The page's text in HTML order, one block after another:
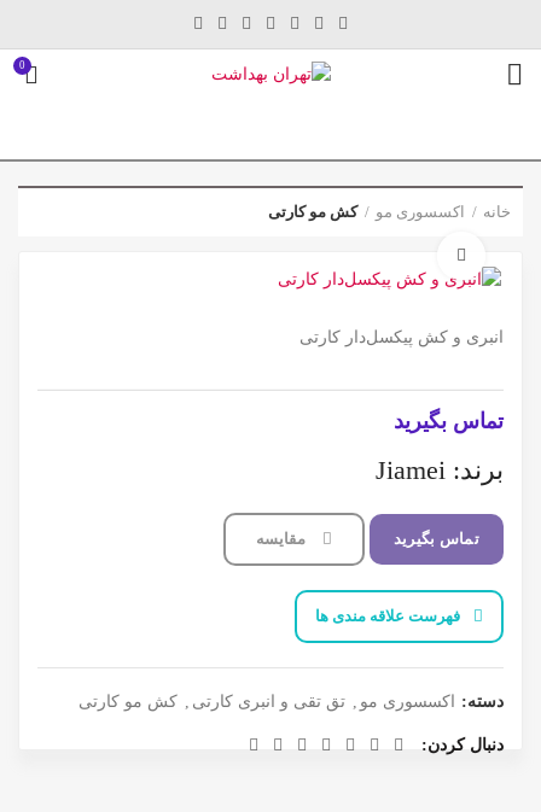
0
خانه اکسسوری مو کش مو کارتی
انبری و کش پیکسل‌دار کارتی
تماس بگیرید
برند: Jiamei
تماس بگیرید مقایسه
فهرست علاقه مندی ها
دسته: اکسسوری مو تق تقی و انبری کارتی کش مو کارتی
دنبال کردن